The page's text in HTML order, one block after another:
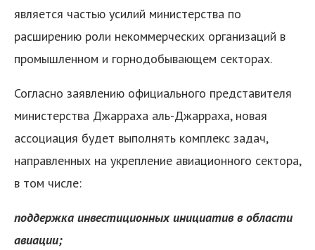
является частью усилий министерства по
расширению роли некоммерческих организаций в
промышленном и горнодобывающем секторах.
Согласно заявлению официального представителя
министерства Джарраха аль-Джарраха, новая
ассоциация будет выполнять комплекс задач,
направленных на укрепление авиационного сектора,
в том числе:
поддержка инвестиционных инициатив в области
авиации;